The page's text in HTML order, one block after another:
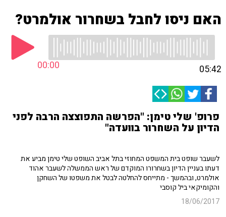
האם ניסו לחבל בשחרור אולמרט?
00:00 05:42
פרופ' שלי טימן: "הפרשה התפוצצה הרבה לפני
הדיון על השחרור בוועדה"
לשעבר שופט בית המשפט המחוזי בתל אביב השופט שלי טימן מביע את
דעתו בעניין הדיון בשחרורו המוקדם של ראש הממשלה לשעבר אהוד
אולמרט, ובהמשך - מתייחס להחלטה לבטל את משפטו של השחקן
והקומיקאי ביל קוסבי
18/06/2017